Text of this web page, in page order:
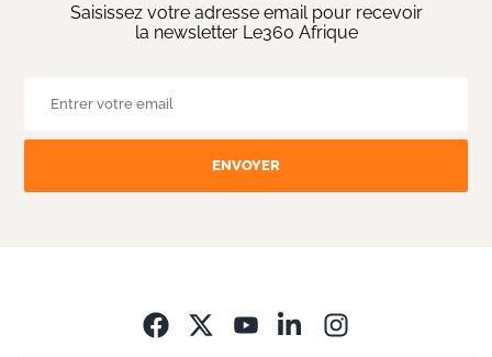
Saisissez votre adresse email pour recevoir
la newsletter Le360 Afrique
ENVOYER